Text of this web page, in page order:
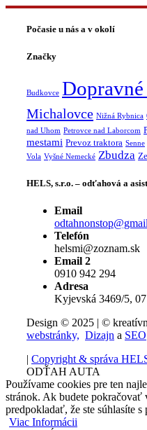
Počasie u nás a v okolí
Značky
Budkovce
Michalovce Nižná Rybnica
nad Uhom Petrovce nad Laborcom
mestami Prevoz traktora Senne
Vola Vyšné Nemecké Zbudza
HELS, s.r.o. – odťahová a
Email
Telefón
helsmi@zoznam.sk
Email 2
0910 942 294
Adresa
Kyjevská 3469/5,
Design © 2025 | ©
webstránky, Dizajn a SEO
| Copyright & správa
ODŤAH AUTA
Používame cookies pre ten
stránok. Ak budete pokračovať
predpokladať, že ste súhlasíte s
Viac Informácii